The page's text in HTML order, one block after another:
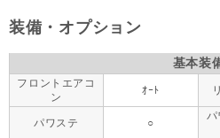
装備・オプション
基本装
フロントエアコ
ン
ｵｰﾄ
パワステ ○
パ